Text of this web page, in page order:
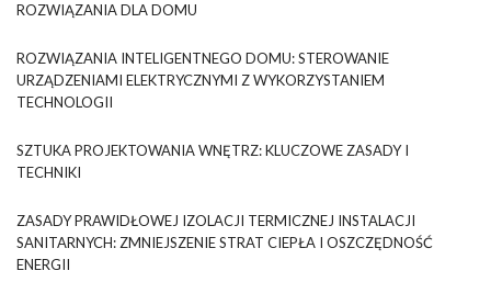
ROZWIĄZANIA DLA DOMU
ROZWIĄZANIA INTELIGENTNEGO DOMU: STEROWANIE
URZĄDZENIAMI ELEKTRYCZNYMI Z WYKORZYSTANIEM
TECHNOLOGII
SZTUKA PROJEKTOWANIA WNĘTRZ: KLUCZOWE ZASADY I
TECHNIKI
ZASADY PRAWIDŁOWEJ IZOLACJI TERMICZNEJ INSTALACJI
SANITARNYCH: ZMNIEJSZENIE STRAT CIEPŁA I OSZCZĘDNOŚĆ
ENERGII